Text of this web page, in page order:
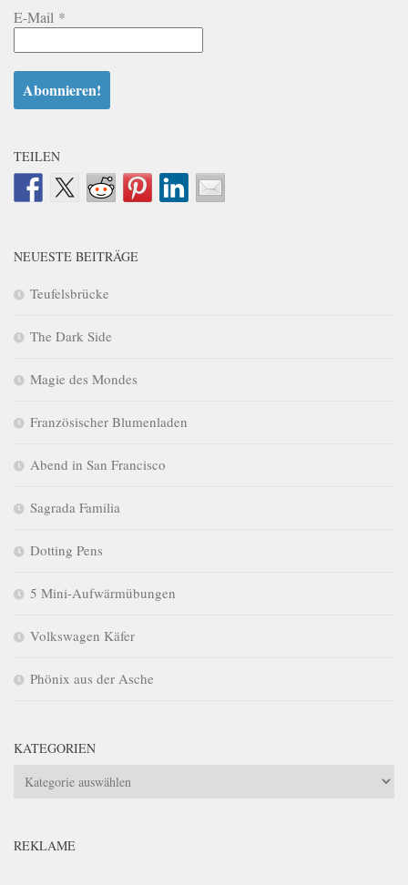
E-Mail *
TEILEN
NEUESTE BEITRÄGE
Teufelsbrücke
The Dark Side
Magie des Mondes
Französischer Blumenladen
Abend in San Francisco
Sagrada Familia
Dotting Pens
5 Mini-Aufwärmübungen
Volkswagen Käfer
Phönix aus der Asche
KATEGORIEN
Kategorien
REKLAME